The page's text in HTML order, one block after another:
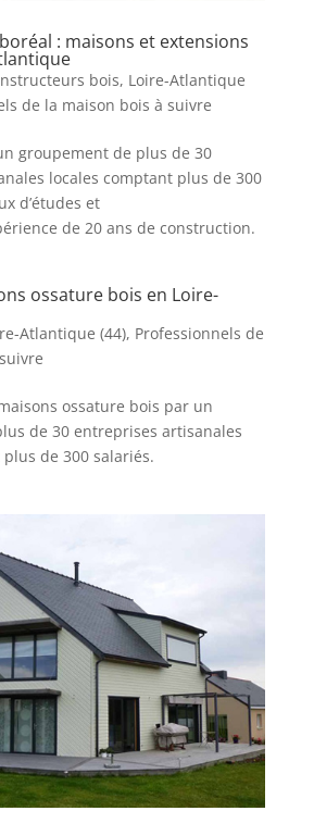
: maisons et extensions
bois, Loire-Atlantique
de la maison bois à suivre
groupement de plus de 30
locales comptant plus de 300
d’études et
de 20 ans de construction.
ossature bois en Loire-
Atlantique (44), Professionnels de
ossature bois par un
de 30 entreprises artisanales
de 300 salariés.